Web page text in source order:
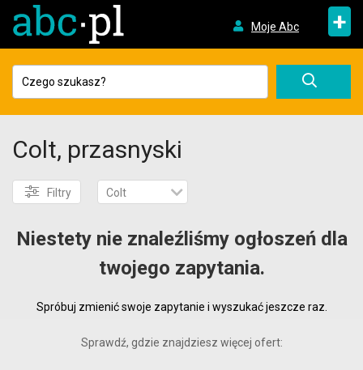
Moje Abc +
Colt, przasnyski
Filtry Colt
Niestety nie znaleźliśmy ogłoszeń dla
twojego zapytania.
Spróbuj zmienić swoje zapytanie i wyszukać jeszcze raz.
Sprawdź, gdzie znajdziesz więcej ofert: